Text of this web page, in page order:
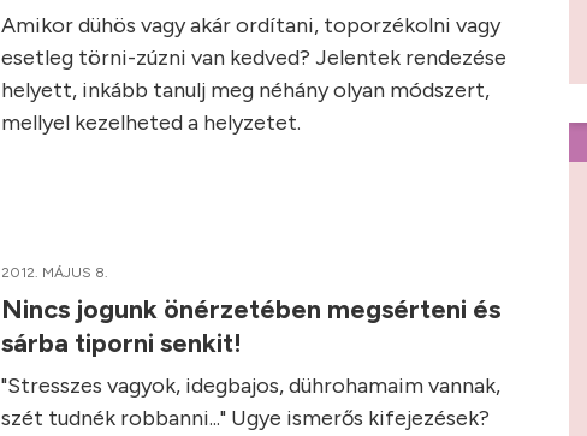
Amikor dühös vagy akár ordítani, toporzékolni vagy
esetleg törni-zúzni van kedved? Jelentek rendezése
helyett, inkább tanulj meg néhány olyan módszert,
mellyel kezelheted a helyzetet.
2012. MÁJUS 8.
Nincs jogunk önérzetében megsérteni és
sárba tiporni senkit!
"Stresszes vagyok, idegbajos, dührohamaim vannak,
szét tudnék robbanni..." Ugye ismerős kifejezések?